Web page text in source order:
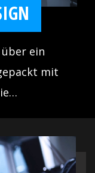
über ein
mit